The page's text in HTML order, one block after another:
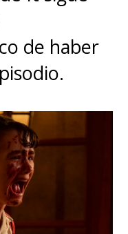
de Hielo y
es
más,
la vida
de haber